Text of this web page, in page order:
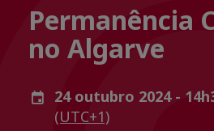
Permanência
no Algarve
24 outubro 2024 -
(UTC+1)